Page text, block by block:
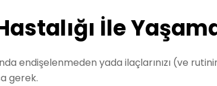
İle
endişelenmeden yada ilaçlarınızı (ve
gerek.